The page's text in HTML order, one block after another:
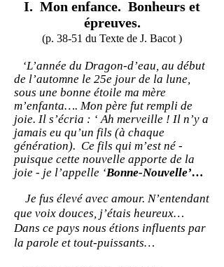
I. Mon enfance. Bonheurs et
épreuves.
(p. 38-51 du Texte de J. Bacot )
‘L’année du Dragon-d’eau, au début
de l’automne le 25e jour de la lune,
sous une bonne étoile ma mère
m’enfanta…. Mon père fut rempli de
joie. Il s’écria : ‘ Ah merveille ! Il n’y a
jamais eu qu’un fils (à chaque
génération). Ce fils qui m’est né -
puisque cette nouvelle apporte de la
joie - je l’appelle ‘Bonne-Nouvelle’…
Je fus élevé avec amour. N’entendant
que voix douces, j’étais heureux…
Dans ce pays nous étions influents par
la parole et tout-puissants…